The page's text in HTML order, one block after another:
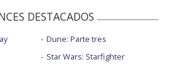
DESTACADOS
Dune: Parte tres
Star Wars: Starfighter